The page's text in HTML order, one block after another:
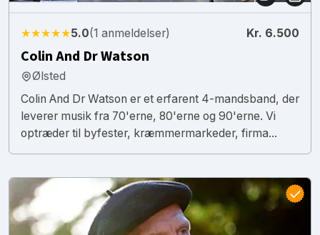
★★★★★5.0(1 anmeldelser) Kr. 6.500
Colin And Dr Watson
Ølsted
Colin And Dr Watson er et erfarent 4-mandsband, der
leverer musik fra 70'erne, 80'erne og 90'erne. Vi
optræder til byfester, kræmmermarkeder, firma...